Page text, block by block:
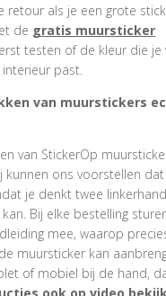
retour als je een grote
de gratis muursticker
testen of de kleur die je
past.
van muurstickers
van StickerOp
kunnen ons voorstellen
je denkt twee
Bij elke bestelling
mee, waarop
muursticker kan
of mobiel bij de hand,